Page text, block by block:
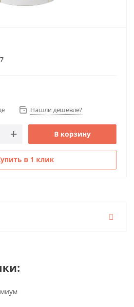
Нашли дешевле?
В корзину
в 1 клик